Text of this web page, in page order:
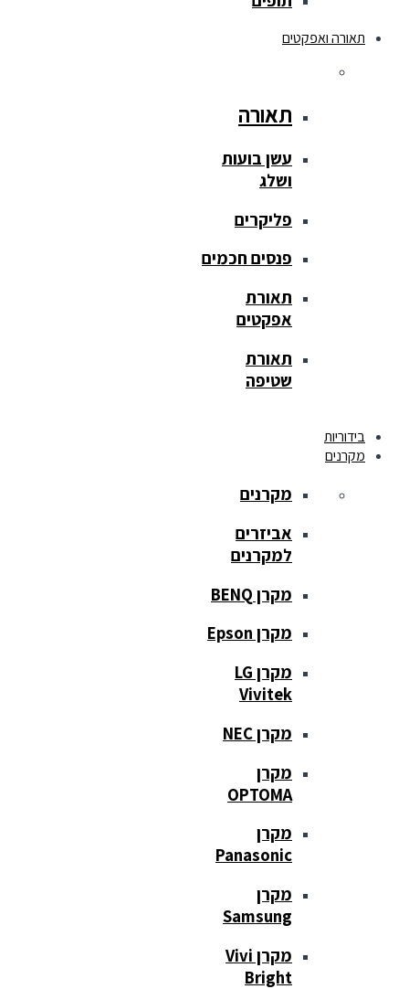
תאורה ואפקטים
תאורה
עשן בועות
ושלג
פליקרים
פנסים חכמים
תאורת
אפקטים
תאורת
שטיפה
בידוריות
מקרנים
מקרנים
אביזרים
למקרנים
מקרן BENQ
מקרן Epson
מקרן LG
Vivitek
מקרן NEC
מקרן
OPTOMA
מקרן
Panasonic
מקרן
Samsung
מקרן Vivi
Bright